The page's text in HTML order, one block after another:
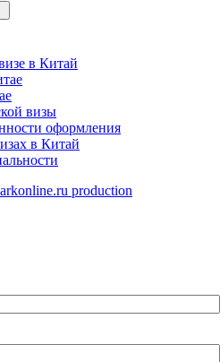
в Китай
визы
оформления
в Китай
production